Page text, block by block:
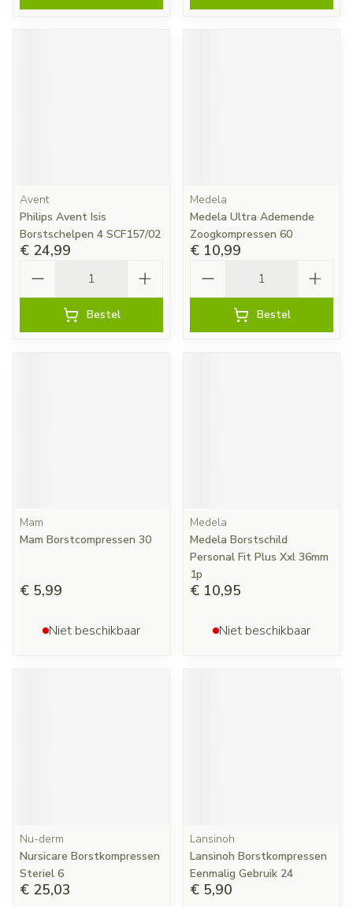
Avent
Philips Avent Isis
Borstschelpen 4 SCF157/02
€ 24,99
Bestel
Medela
Medela Ultra Ademende
Zoogkompressen 60
€ 10,99
Bestel
Mam
Mam Borstcompressen 30
€ 5,99
Niet beschikbaar
Medela
Medela Borstschild
Personal Fit Plus Xxl 36mm
1p
€ 10,95
Niet beschikbaar
Nu-derm
Nursicare Borstkompressen
Steriel 6
€ 25,03
Lansinoh
Lansinoh Borstkompressen
Eenmalig Gebruik 24
€ 5,90